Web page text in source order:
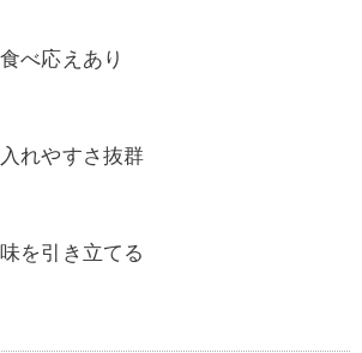
べ応えあり
れやすさ抜群
を引き立てる